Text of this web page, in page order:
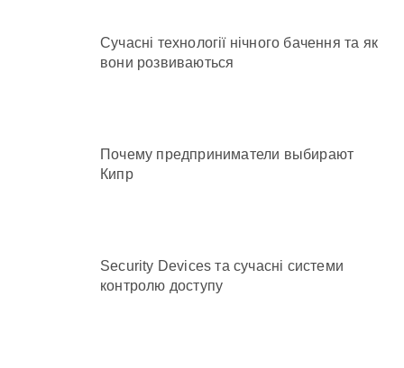
Сучасні технології нічного бачення та як
вони розвиваються
Почему предприниматели выбирают
Кипр
Security Devices та сучасні системи
контролю доступу